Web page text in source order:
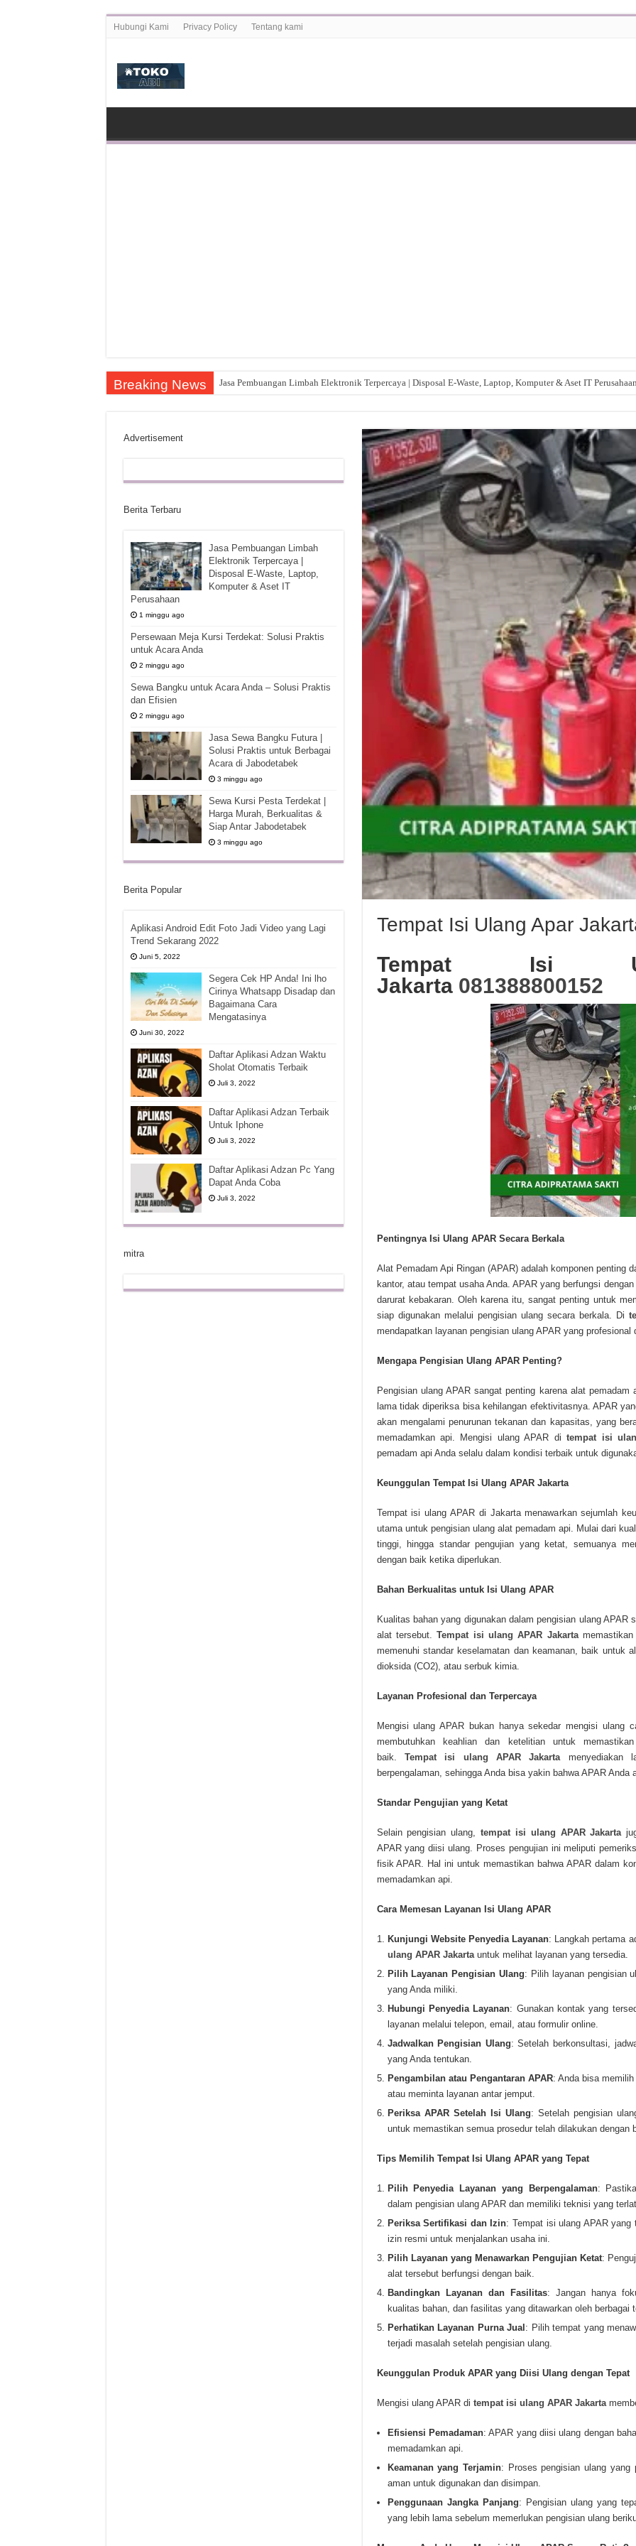
Hubungi Kami Privacy Policy Tentang kami
Breaking News Jasa Pembuangan Limbah Elektronik Terpercaya | Disposal E-Waste, Laptop, Komputer & Aset IT
Tempat Isi Ulang Apar
Tempat Isi
Jakarta 081388800152
Pentingnya Isi Ulang APAR Secara Berkala
Alat Pemadam Api Ringan (APAR) adalah komponen penting
kantor, atau tempat usaha Anda. APAR yang berfungsi
darurat kebakaran. Oleh karena itu, sangat penting untuk
siap digunakan melalui pengisian ulang secara berkala. Di
mendapatkan layanan pengisian ulang APAR yang profesional
Mengapa Pengisian Ulang APAR Penting?
Pengisian ulang APAR sangat penting karena alat
lama tidak diperiksa bisa kehilangan efektivitasnya. APAR
akan mengalami penurunan tekanan dan kapasitas, yang
memadamkan api. Mengisi ulang APAR ditempat isi
pemadam api Anda selalu dalam kondisi terbaik untuk
Keunggulan Tempat Isi Ulang APAR Jakarta
Tempat isi ulang APAR di Jakarta menawarkan sejumlah
utama untuk pengisian ulang alat pemadam api. Mulai dari
tinggi, hingga standar pengujian yang ketat, semuanya
dengan baik ketika diperlukan.
Bahan Berkualitas untuk Isi Ulang APAR
Kualitas bahan yang digunakan dalam pengisian ulang
alat tersebut.Tempat isi ulang APAR Jakartamemastikan
memenuhi standar keselamatan dan keamanan, baik untuk
dioksida (CO2), atau serbuk kimia.
Layanan Profesional dan Terpercaya
Mengisi ulang APAR bukan hanya sekedar mengisi ulang
membutuhkan keahlian dan ketelitian untuk
baik. Tempat isi ulang APAR Jakartamenyediakan
berpengalaman, sehingga Anda bisa yakin bahwa APAR
Standar Pengujian yang Ketat
Selain pengisian ulang,tempat isi ulang APAR Jakarta
APAR yang diisi ulang. Proses pengujian ini meliputi
fisik APAR. Hal ini untuk memastikan bahwa APAR dalam
memadamkan api.
Cara Memesan Layanan Isi Ulang APAR
Kunjungi Website Penyedia Layanan: Langkah pertama
ulang APAR Jakartauntuk melihat layanan yang tersedia.
Pilih Layanan Pengisian Ulang: Pilih layanan pengisian
yang Anda miliki.
Hubungi Penyedia Layanan: Gunakan kontak yang
layanan melalui telepon, email, atau formulir online.
Jadwalkan Pengisian Ulang: Setelah berkonsultasi,
yang Anda tentukan.
Pengambilan atau Pengantaran APAR: Anda bisa
atau meminta layanan antar jemput.
Periksa APAR Setelah Isi Ulang: Setelah pengisian
untuk memastikan semua prosedur telah dilakukan dengan
Tips Memilih Tempat Isi Ulang APAR yang Tepat
Pilih Penyedia Layanan yang Berpengalaman:
dalam pengisian ulang APAR dan memiliki teknisi yang
Periksa Sertifikasi dan Izin: Tempat isi ulang APAR
izin resmi untuk menjalankan usaha ini.
Pilih Layanan yang Menawarkan Pengujian Ketat:
alat tersebut berfungsi dengan baik.
Bandingkan Layanan dan Fasilitas: Jangan hanya
kualitas bahan, dan fasilitas yang ditawarkan oleh berbagai
Perhatikan Layanan Purna Jual : Pilih tempat yang
terjadi masalah setelah pengisian ulang.
Keunggulan Produk APAR yang Diisi Ulang dengan Tepat
Mengisi ulang APAR di tempat isi ulang APAR Jakarta
Efisiensi Pemadaman: APAR yang diisi ulang dengan
memadamkan api.
Keamanan yang Terjamin: Proses pengisian ulang yang
aman untuk digunakan dan disimpan.
Penggunaan Jangka Panjang: Pengisian ulang yang
yang lebih lama sebelum memerlukan pengisian ulang
Advertisement
Berita Terbaru
Jasa Pembuangan Limbah
Elektronik Terpercaya |
Disposal E-Waste, Laptop,
Komputer & Aset IT
Perusahaan
1 minggu ago
Persewaan Meja Kursi Terdekat: Solusi Praktis
untuk Acara Anda
2 minggu ago
Sewa Bangku untuk Acara Anda – Solusi Praktis
dan Efisien
2 minggu ago
Jasa Sewa Bangku Futura |
Solusi Praktis untuk Berbagai
Acara di Jabodetabek
3 minggu ago
Sewa Kursi Pesta Terdekat |
Harga Murah, Berkualitas &
Siap Antar Jabodetabek
3 minggu ago
Berita Popular
Aplikasi Android Edit Foto Jadi Video yang Lagi
Trend Sekarang 2022
Juni 5, 2022
Segera Cek HP Anda! Ini lho
Cirinya Whatsapp Disadap dan
Bagaimana Cara
Mengatasinya
Juni 30, 2022
Daftar Aplikasi Adzan Waktu
Sholat Otomatis Terbaik
Juli 3, 2022
Daftar Aplikasi Adzan Terbaik
Untuk Iphone
Juli 3, 2022
Daftar Aplikasi Adzan Pc Yang
Dapat Anda Coba
Juli 3, 2022
mitra